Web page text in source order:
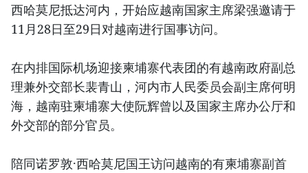
西哈莫尼抵达河内，开始应越南国家主席梁强邀请于
11月28日至29日对越南进行国事访问。
在内排国际机场迎接柬埔寨代表团的有越南政府副总
理兼外交部长裴青山，河内市人民委员会副主席何明
海，越南驻柬埔寨大使阮辉曾以及国家主席办公厅和
外交部的部分官员。
陪同诺罗敦·西哈莫尼国王访问越南的有柬埔寨副首